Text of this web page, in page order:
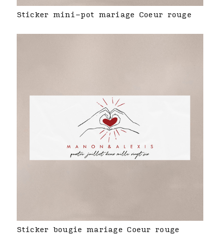
Sticker mini-pot mariage Coeur rouge
Sticker bougie mariage Coeur rouge